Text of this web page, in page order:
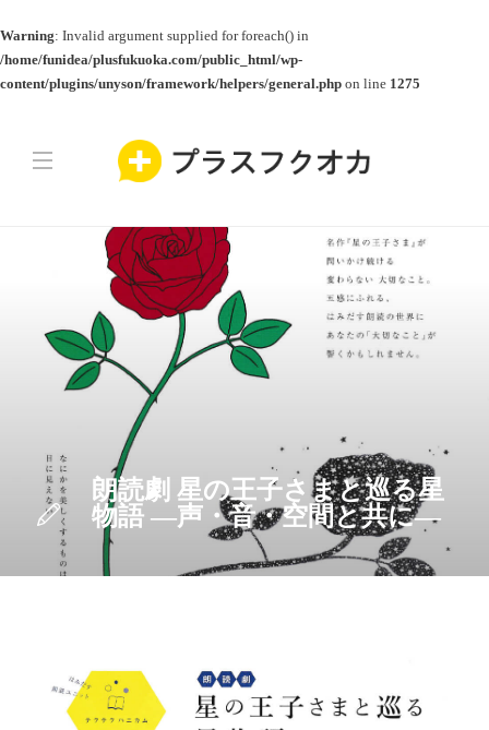
Warning: Invalid argument supplied for foreach() in
/home/funidea/plusfukuoka.com/public_html/wp-
content/plugins/unyson/framework/helpers/general.php on line 1275
朗読劇 星の王子さまと巡る星
物語 ―声・音・空間と共に―